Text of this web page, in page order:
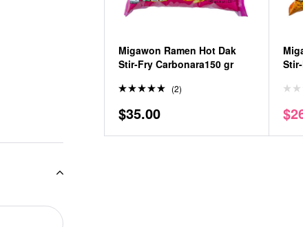
Migawon Ramen Hot Dak
Stir-Fry Carbonara150 gr
en5.00
de 5
(2)
$35.00 $